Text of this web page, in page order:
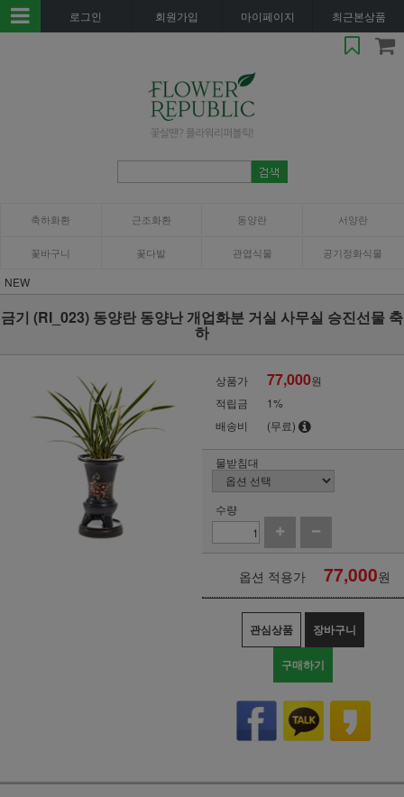
로그인 회원가입 마이페이지 최근본상품
축하화환 근조화환 동양란 서양란
꽃바구니 꽃다발 관엽식물 공기정화식물
NEW
금기 (RI_023) 동양란 동양난 개업화분 거실 사무실 승진선물 축
하
상품가 77,000원
적립금
1%
배송비
(무료)
물받침대
수량
옵션 적용가 77,000원
관심상품 장바구니
구매하기